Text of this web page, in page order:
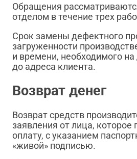
Обращения
отделом в течение трех
Срок замены дефектного
загруженности
и времени, необходимого на
до адреса клиента.
Возврат денег
Возврат средств
заявления от лица, которое
оплату, с указанием
«живой» подписью.